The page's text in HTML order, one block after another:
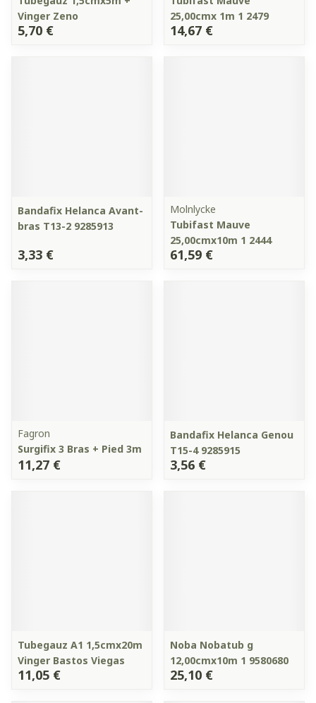
Vinger Zeno
5,70 €
25,00cmx 1m 1 2479
14,67 €
Bandafix Helanca Avant-
bras T13-2 9285913
3,33 €
Molnlycke
Tubifast Mauve
25,00cmx10m 1 2444
61,59 €
Fagron
Surgifix 3 Bras + Pied 3m
11,27 €
Bandafix Helanca Genou
T15-4 9285915
3,56 €
Tubegauz A1 1,5cmx20m
Vinger Bastos Viegas
11,05 €
Noba Nobatub g
12,00cmx10m 1 9580680
25,10 €